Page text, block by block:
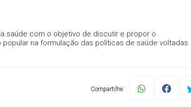
saúde com o objetivo de discutir e propor o
na formulação das políticas de saúde voltadas
Compartilhe: